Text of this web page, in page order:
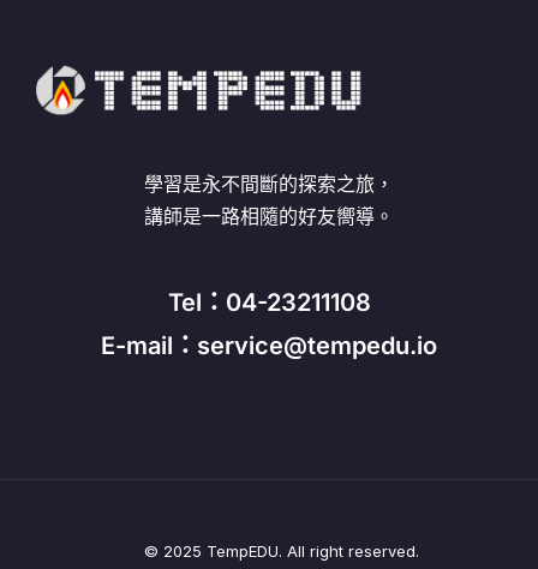
學習是永不間斷的探索之旅，
講師是一路相隨的好友嚮導。
Tel：04-23211108
E-mail：service@tempedu.io
© 2025 TempEDU. All right reserved.